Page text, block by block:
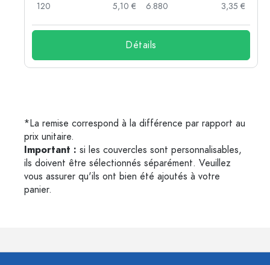
120
5,10 €
6.880
3,35 €
Détails
*La remise correspond à la différence par rapport au
prix unitaire.
Important : si les couvercles sont personnalisables,
ils doivent être sélectionnés séparément. Veuillez
vous assurer qu'ils ont bien été ajoutés à votre
panier.